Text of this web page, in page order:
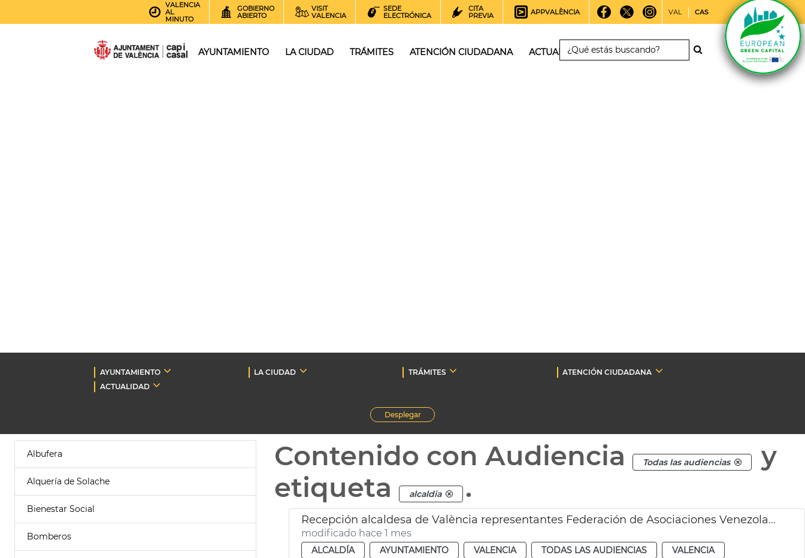
VALENCIA
AL
MINUTO
GOBIERNO
ABIERTO
VISIT
VALENCIA
SEDE
ELECTRÓNICA
CITA
PREVIA
APPVALÈNCIA VAL CAS
AYUNTAMIENTO LA CIUDAD TRÁMITES ATENCIÓN CIUDADANA ACTUALIDAD
AYUNTAMIENTO LA CIUDAD TRÁMITES
ATENCIÓN CIUDADANA
ACTUALIDAD
Desplegar
Albufera
Alquería de Solache
Bienestar Social
Bomberos
Contenido con Audiencia Todas las audiencias
y
etiqueta
alcaldia .
Recepción alcaldesa de València representantes Federación de Asociaciones Venezolanos de España
modificado hace 1 mes
ALCALDÍA AYUNTAMIENTO VALENCIA TODAS LAS AUDIENCIAS
VALENCIA